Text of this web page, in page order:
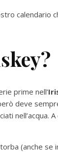
calendario
prime nell’
deve
nell’acqua.
(anche se